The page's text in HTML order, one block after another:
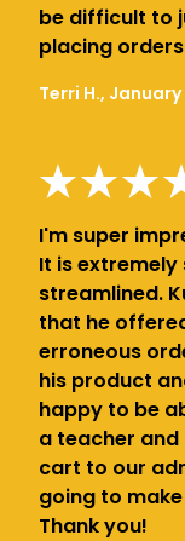
be difficult to
placing
Terri H., January
I'm super
It is extremely
streamlined.
that he
erroneous
his product
happy to be
a teacher
cart to our
going to
Thank you!